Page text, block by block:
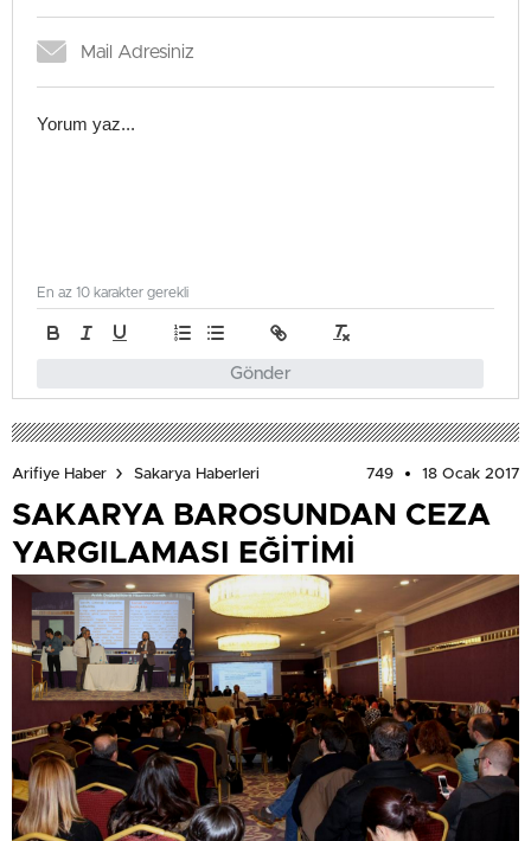
Gönder
En az 10 karakter gerekli
Arifiye Haber Sakarya Haberleri 749 18 Ocak 2017
SAKARYA BAROSUNDAN CEZA
YARGILAMASI EĞİTİMİ